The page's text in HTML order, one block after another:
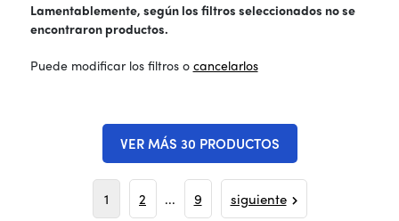
Lamentablemente, según los filtros seleccionados no se
encontraron productos.
Puede modificar los filtros o cancelarlos
VER MÁS 30 PRODUCTOS
1 2 ... 9 siguiente